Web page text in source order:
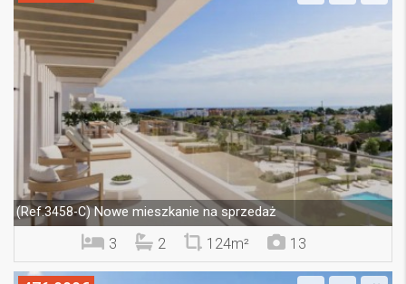
(Ref.3458-C)Nowe mieszkanie na sprzedaż
3 2 124m² 13